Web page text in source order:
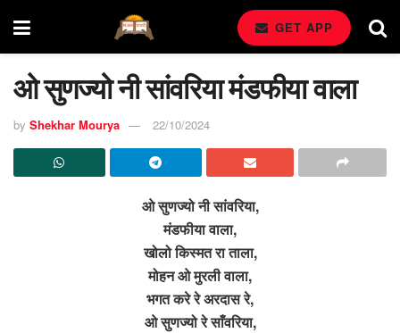
GET APP
ओ सुणज्यो नी सांवरिया मंडफीया वाला
by Shekhar Mourya 22/10/2024
ओ सुणज्यो नी सांवरिया,
मंडफीया वाला,
खोलो किस्मत रा ताला,
मोहन ओ मुरली वाला,
भगत करे रे अरदास रे,
ओ सुणज्यो रे साँवरिया,